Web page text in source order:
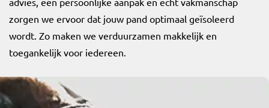
zorgen we ervoor dat jouw pand optimaal geïsoleerd
wordt. Zo maken we verduurzamen makkelijk en
toegankelijk voor iedereen.